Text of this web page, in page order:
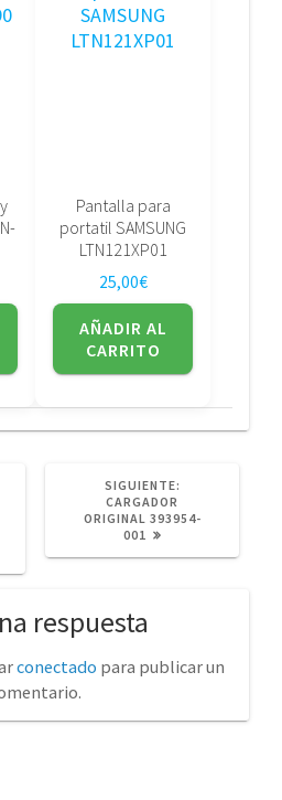
Pantalla para
portatil SAMSUNG
LTN121XP01
25,00€
AÑADIR AL
CARRITO
SIGUIENTE:
CARGADOR
ORIGINAL 393954-
001
respuesta
conectado para publicar un